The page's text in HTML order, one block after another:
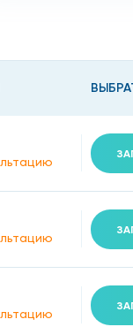
врача.